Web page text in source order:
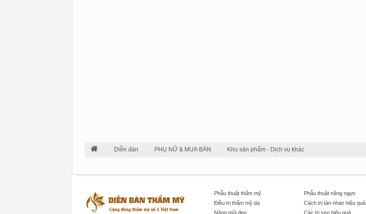
Diễn đàn PHỤ NỮ & MUA BÁN Khu sản phẩm - Dịch vụ khác
Phẫu thuật thẩm mỹ
Điều trị thẩm mỹ da
Nâng mũi đẹp
Phẫu thuật nâng ngực
Cách trị tàn nhan hiệu quả
Các trị sẹo hiệu quả